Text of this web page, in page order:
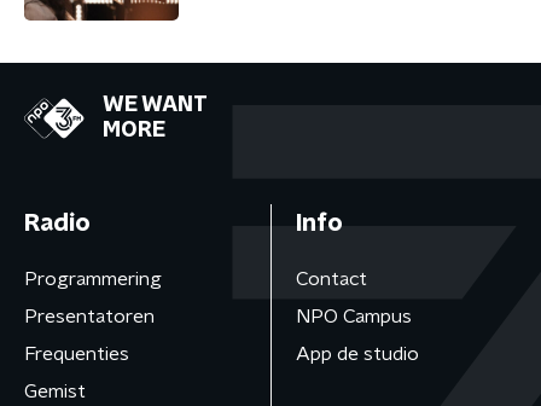
WE WANT
MORE
Radio
Programmering
Presentatoren
Frequenties
Gemist
Info
Contact
NPO Campus
App de studio